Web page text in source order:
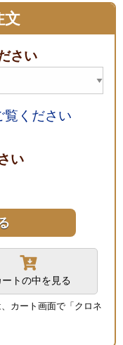
文
さい
覧ください
い
ートの中を見る
カート画面で「クロネ